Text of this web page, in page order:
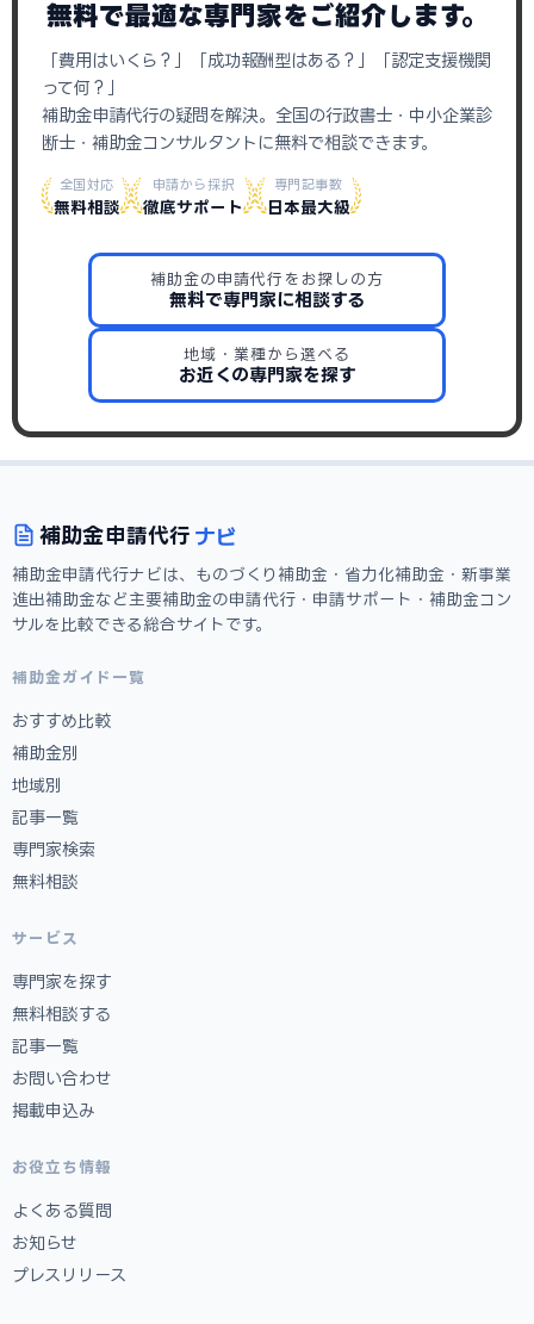
無料で最適な専門家をご紹介します。
「費用はいくら？」「成功報酬型はある？」「認定支援機関
って何？」
補助金申請代行の疑問を解決。全国の行政書士・中小企業診
断士・補助金コンサルタントに無料で相談できます。
全国対応
無料相談
申請から採択
徹底サポート
専門記事数
日本最大級
補助金の申請代行をお探しの方
無料で専門家に相談する
地域・業種から選べる
お近くの専門家を探す
補助金申請代行 ナビ
補助金申請代行ナビは、ものづくり補助金・省力化補助金・新事業
進出補助金など主要補助金の申請代行・申請サポート・補助金コン
サルを比較できる総合サイトです。
補助金ガイド一覧
おすすめ比較
補助金別
地域別
記事一覧
専門家検索
無料相談
サービス
専門家を探す
無料相談する
記事一覧
お問い合わせ
掲載申込み
お役立ち情報
よくある質問
お知らせ
プレスリリース